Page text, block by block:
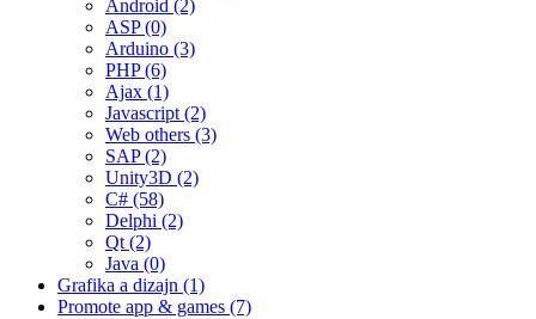
Android (2)
ASP(0)
Arduino (3)
PHP(6)
Ajax (1)
Javascript (2)
Web others (3)
SAP(2)
Unity3D (2)
C# (58)
Delphi (2)
Qt (2)
Java (0)
Grafika a dizajn (1)
Promote app & games (7)